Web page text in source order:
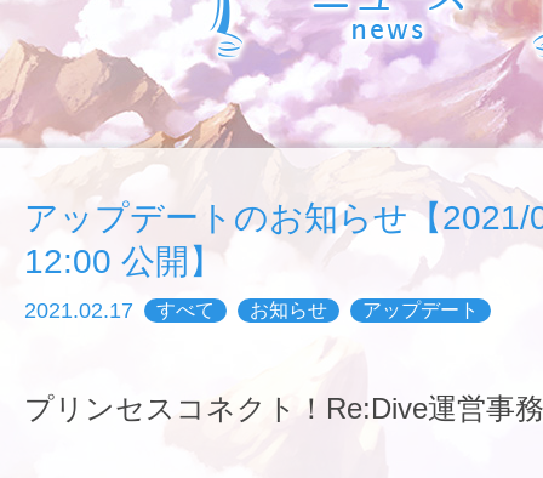
アップデートのお知らせ【2021/
12:00 公開】
2021.02.17 すべて お知らせ アップデート
プリンセスコネクト！Re:Dive運営事